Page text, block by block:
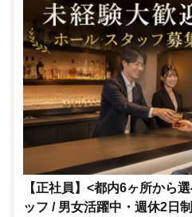
【正社員】<都内6ヶ所から
ッフ / 男女活躍中・週休2日